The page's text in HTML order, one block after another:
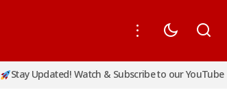
Stay Updated! Watch & Subscribe to our YouTube